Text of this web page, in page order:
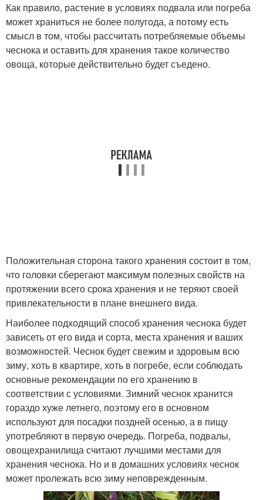
Как правило, растение в условиях подвала или погреба
может храниться не более полугода, а потому есть
смысл в том, чтобы рассчитать потребляемые объемы
чеснока и оставить для хранения такое количество
овоща, которые действительно будет съедено.
Положительная сторона такого хранения состоит в том,
что головки сберегают максимум полезных свойств на
протяжении всего срока хранения и не теряют своей
привлекательности в плане внешнего вида.
Наиболее подходящий способ хранения чеснока будет
зависеть от его вида и сорта, места хранения и ваших
возможностей. Чеснок будет свежим и здоровым всю
зиму, хоть в квартире, хоть в погребе, если соблюдать
основные рекомендации по его хранению в
соответствии с условиями. Зимний чеснок хранится
гораздо хуже летнего, поэтому его в основном
используют для посадки поздней осенью, а в пищу
употребляют в первую очередь. Погреба, подвалы,
овощехранилища считают лучшими местами для
хранения чеснока. Но и в домашних условиях чеснок
может пролежать всю зиму неповрежденным.